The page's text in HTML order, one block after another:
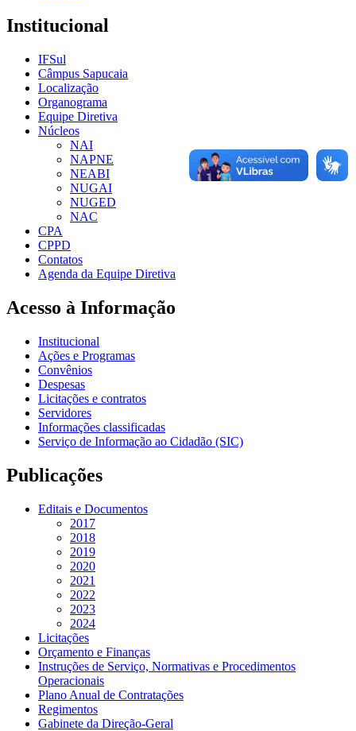
Institucional
IFSul
Câmpus Sapucaia
Localização
Organograma
Equipe Diretiva
Núcleos
NAI
NAPNE
NEABI
NUGAI
NUGED
NAC
CPA
CPPD
Contatos
Agenda da Equipe Diretiva
Acesso à Informação
Institucional
Ações e Programas
Convênios
Despesas
Licitações e contratos
Servidores
Informações classificadas
Serviço de Informação ao Cidadão (SIC)
Publicações
Editais e Documentos
2017
2018
2019
2020
2021
2022
2023
2024
Licitações
Orçamento e Finanças
Instruções de Serviço, Normativas e Procedimentos
Operacionais
Plano Anual de Contratações
Regimentos
Gabinete da Direção-Geral